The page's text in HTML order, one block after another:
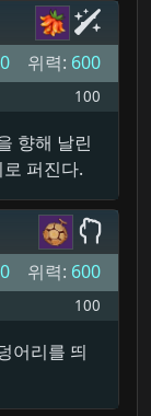
위력: 600
100
향해 날린
퍼진다.
위력: 600
100
어리를 띄